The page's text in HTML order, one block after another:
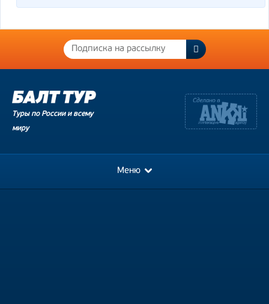
Туры по России и всему
миру
Меню